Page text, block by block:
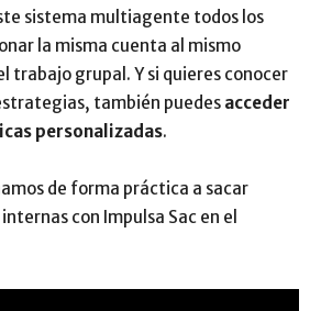
sistema multiagente todos los
la misma cuenta al mismo
trabajo grupal. Y si quieres conocer
también puedes acceder
personalizadas.
de forma práctica a sacar
con Impulsa Sac en el